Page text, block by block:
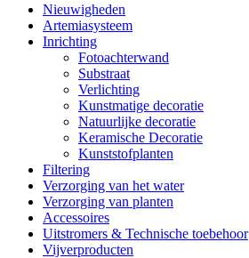
Nieuwigheden
Artemiasysteem
Inrichting
Fotoachterwand
Substraat
Verlichting
Kunstmatige decoratie
Natuurlijke decoratie
Keramische Decoratie
Kunststofplanten
Filtering
Verzorging van het water
Verzorging van planten
Accessoires
Uitstromers & Technische toebehoor
Vijverproducten